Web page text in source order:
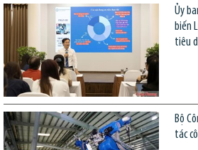
Ủy
biến
tiêu
Bộ
tác